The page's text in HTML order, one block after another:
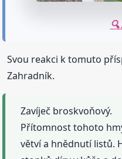
🔍
Svou reakci k tomuto
Zahradník.
Zavíječ broskvoňový.
Přítomnost tohoto
větví a hnědnutí listů.